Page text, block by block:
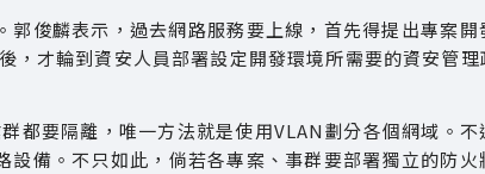
俊麟表示，過去網路服務要上線，首先得提出專案
，才輪到資安人員部署設定開發環境所需要的資安管
都要隔離，唯一方法就是使用VLAN劃分各個網域。
備。不只如此，倘若各專案、事群要部署獨立的防